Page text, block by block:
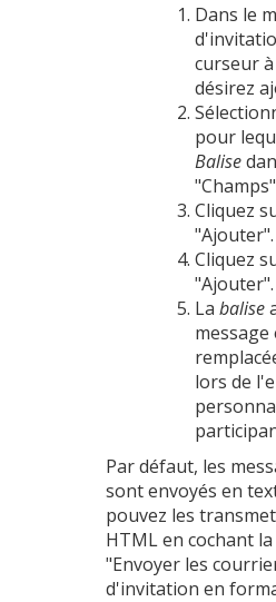
Dans le
curseur
désirez
pour
Balise
Cliquez
"Ajouter".
Cliquez
"Ajouter".
La balise
message
lors de
Par défaut, les
sont envoyés en
pouvez les
HTML en cochant
"Envoyer les
d'invitation en